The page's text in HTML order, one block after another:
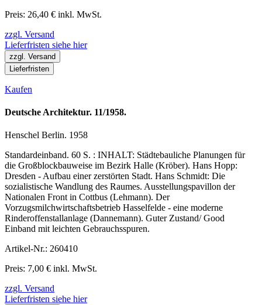
Preis: 26,40 € inkl. MwSt.
zzgl. Versand
Lieferfristen siehe hier
zzgl. Versand
Lieferfristen
Kaufen
Deutsche Architektur. 11/1958.
Henschel Berlin. 1958
Standardeinband. 60 S. : INHALT: Städtebauliche Planungen für
die Großblockbauweise im Bezirk Halle (Kröber). Hans Hopp:
Dresden - Aufbau einer zerstörten Stadt. Hans Schmidt: Die
sozialistische Wandlung des Raumes. Ausstellungspavillon der
Nationalen Front in Cottbus (Lehmann). Der
Vorzugsmilchwirtschaftsbetrieb Hasselfelde - eine moderne
Rinderoffenstallanlage (Dannemann). Guter Zustand/ Good
Einband mit leichten Gebrauchsspuren.
Artikel-Nr.: 260410
Preis: 7,00 € inkl. MwSt.
zzgl. Versand
Lieferfristen siehe hier